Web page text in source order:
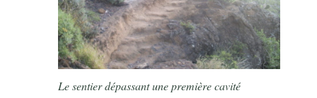
Le sentier dépassant une première cavité